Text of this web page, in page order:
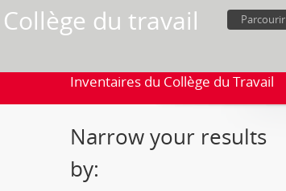
Collège du travail Parcourir
Inventaires du Collège du Travail
Narrow your results
by: